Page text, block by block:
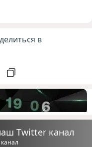
в
Twitter канал